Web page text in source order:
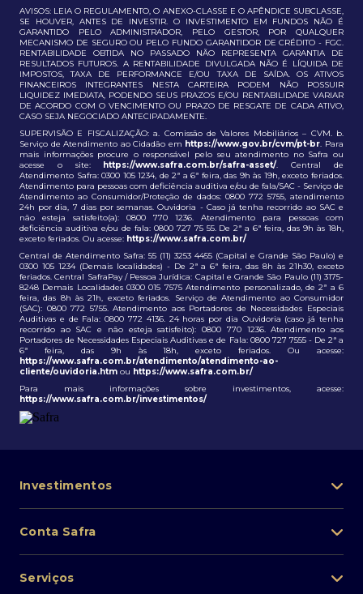
AVISOS: LEIA O REGULAMENTO, O ANEXO-CLASSE E O APÊNDICE SUBCLASSE,
SE HOUVER, ANTES DE INVESTIR. O INVESTIMENTO EM FUNDOS NÃO É
GARANTIDO PELO ADMINISTRADOR, PELO GESTOR, POR QUALQUER
MECANISMO DE SEGURO OU PELO FUNDO GARANTIDOR DE CRÉDITO - FGC.
RENTABILIDADE OBTIDA NO PASSADO NÃO REPRESENTA GARANTIA DE
RESULTADOS FUTUROS. A RENTABILIDADE DIVULGADA NÃO É LÍQUIDA DE
IMPOSTOS, TAXA DE PERFORMANCE E/OU TAXA DE SAÍDA. OS ATIVOS
FINANCEIROS INTEGRANTES NESTA CARTEIRA PODEM NÃO POSSUIR
LIQUIDEZ IMEDIATA, PODENDO SEUS PRAZOS E/OU RENTABILIDADE VARIAR
DE ACORDO COM O VENCIMENTO OU PRAZO DE RESGATE DE CADA ATIVO,
CASO SEJA NEGOCIADO ANTECIPADAMENTE.
SUPERVISÃO E FISCALIZAÇÃO: a. Comissão de Valores Mobiliários – CVM. b.
Serviço de Atendimento ao Cidadão em https://www.gov.br/cvm/pt-br. Para
mais informações procure o responsável pelo seu atendimento no Safra ou
acesse o site: https://www.safra.com.br/safra-asset/. Central de
Atendimento Safra: 0300 105 1234, de 2ª a 6ª feira, das 9h às 19h, exceto feriados.
Atendimento para pessoas com deficiência auditiva e/ou de fala/SAC - Serviço de
Atendimento ao Consumidor/Proteção de dados: 0800 772 5755, atendimento
24h por dia, 7 dias por semanas. Ouvidoria - Caso já tenha recorrido ao SAC e
não esteja satisfeito(a): 0800 770 1236. Atendimento para pessoas com
deficiência auditiva e/ou de fala: 0800 727 75 55. De 2ª a 6ª feira, das 9h às 18h,
exceto feriados. Ou acesse: https://www.safra.com.br/
Central de Atendimento Safra: 55 (11) 3253 4455 (Capital e Grande São Paulo) e
0300 105 1234 (Demais localidades) - De 2ª a 6ª feira, das 8h às 21h30, exceto
feriados. Central SafraPay / Pessoa Jurídica: Capital e Grande São Paulo (11) 3175-
8248 Demais Localidades 0300 015 7575 Atendimento personalizado, de 2ª a 6
feira, das 8h às 21h, exceto feriados. Serviço de Atendimento ao Consumidor
(SAC): 0800 772 5755. Atendimento aos Portadores de Necessidades Especiais
Auditivas e de Fala: 0800 772 4136. 24 horas por dia Ouvidoria (caso já tenha
recorrido ao SAC e não esteja satisfeito): 0800 770 1236. Atendimento aos
Portadores de Necessidades Especiais Auditivas e de Fala: 0800 727 7555 - De 2ª a
6ª feira, das 9h às 18h, exceto feriados. Ou acesse:
https://www.safra.com.br/atendimento/atendimento-ao-
cliente/ouvidoria.htm ou https://www.safra.com.br/
Para mais informações sobre investimentos, acesse:
https://www.safra.com.br/investimentos/
Investimentos
Lista de fundos de investimento
Conta Safra
Pessoa Física
Serviços